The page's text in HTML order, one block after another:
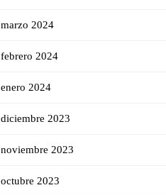
marzo 2024
febrero 2024
enero 2024
diciembre 2023
noviembre 2023
octubre 2023